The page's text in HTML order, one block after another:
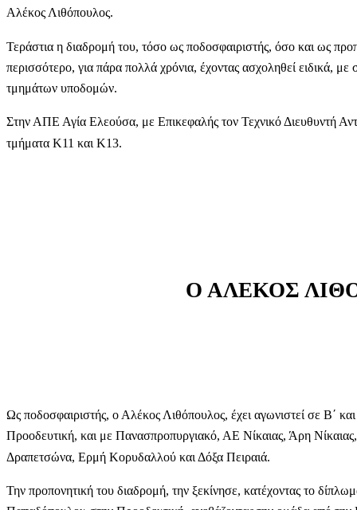
Αλέκος Λιθόπουλος.
Τεράστια η διαδρομή του, τόσο ως ποδοσφαιριστής, όσο και ως
περισσότερο, για πάρα πολλά χρόνια, έχοντας ασχοληθεί ειδικά,
τμημάτων υποδομών.
Στην ΑΠΕ Αγία Ελεούσα, με Επικεφαλής τον Τεχνικό Διευθυντή
τμήματα Κ11 και Κ13.
Ο ΑΛΕΚΟΣ
Ως ποδοσφαιριστής, ο Αλέκος Λιθόπουλος, έχει αγωνιστεί σε Β΄
Προοδευτική, και με Πανασπροπυργιακό, ΑΕ Νίκαιας, Άρη Νίκαιας,
Δραπετσώνα, Ερμή Κορυδαλλού και Δόξα Πειραιά.
Την προπονητική του διαδρομή, την ξεκίνησε, κατέχοντας το